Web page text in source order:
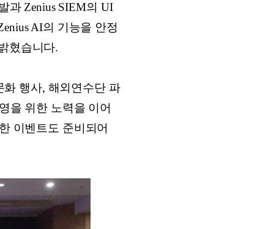
과 Zenius SIEM의 UI
AI의 기능을 안정
혔습니다.
행사, 해외연수단 파
을 위한 노력을 이어
이벤트도 준비되어